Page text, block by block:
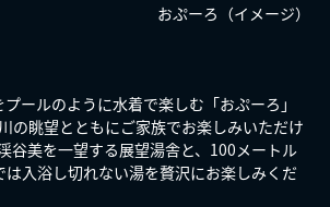
ールのように水着で楽しむ「おぷーろ」
の眺望とともにご家族でお楽しみいただけ
谷美を一望する展望湯舎と、100メートル
入浴し切れない湯を贅沢にお楽しみくだ
おぷーろ（イメージ）